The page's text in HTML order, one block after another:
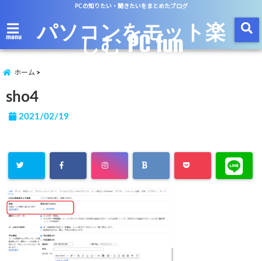
PCの知りたい・聞きたいをまとめたブログ
menu パソコンをモット楽
しむ PC fun
ホーム
sho4
2021/02/19